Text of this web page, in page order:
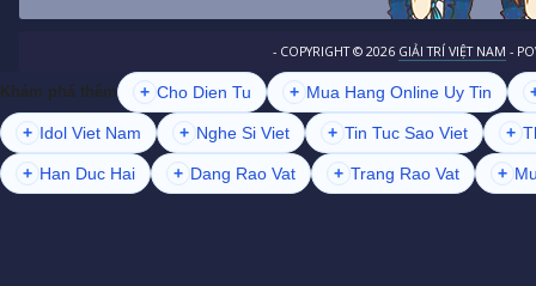
- COPYRIGHT © 2026 GIẢI TRÍ VIỆT NAM -
Khám phá thêm + Cho Dien Tu + Mua Hang Online Uy Tin
+ Idol Viet Nam + Nghe Si Viet + Tin Tuc Sao Viet +
+ Han Duc Hai + Dang Rao Vat + Trang Rao Vat +